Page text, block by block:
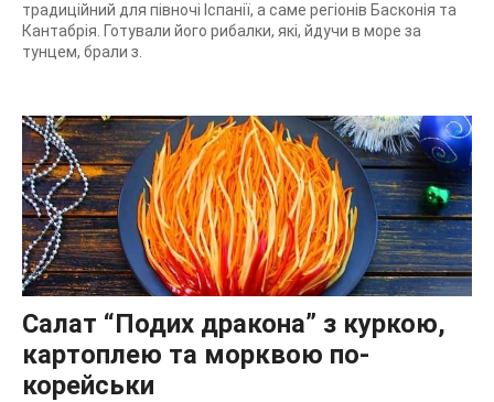
традиційний для півночі Іспанії, а саме регіонів Басконія та
Кантабрія. Готували його рибалки, які, йдучи в море за
тунцем, брали з.
Салат “Подих дракона” з куркою,
картоплею та морквою по-
корейськи